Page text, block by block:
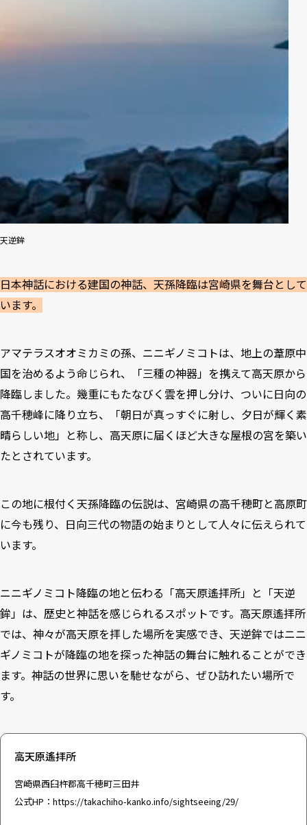
天逆鉾
日本神話における建国の神話、天孫降臨は宮崎県を舞台として
います。
アマテラスオオミカミの孫、ニニギノミコトは、地上の葦原中
国を治めるよう命じられ、「三種の神器」を携えて高天原から
降臨しました。幾重にもたなびく雲を押し分け、ついに日向の
高千穂峰に降り立ち、「朝日が真っすぐに射し、夕日が輝く素
晴らしい地」と称し、高天原に届くほど大きな屋根の宮を築い
たとされています。
この地に根付く天孫降臨の伝説は、宮崎県の高千穂町と高原町
に今も残り、日向三代の物語の始まりとして人々に伝えられて
います。
ニニギノミコト降臨の地と伝わる「高天原遙拝所」と「天逆
鉾」は、歴史と神話を感じられるスポットです。高天原遙拝所
では、神々が高天原を拝した場所を実感でき、天逆鉾ではニニ
ギノミコトが降臨の地を探った神話の舞台に触れることができ
ます。神話の世界に思いを馳せながら、ぜひ訪れたい場所で
す。
高天原遙拝所
宮崎県西臼杵郡高千穂町三田井
公式HP： https://takachiho-kanko.info/sightseeing/29/